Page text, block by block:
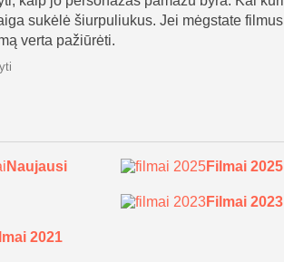
Naujausi
Filmai 2025
Filmai 2023
2021